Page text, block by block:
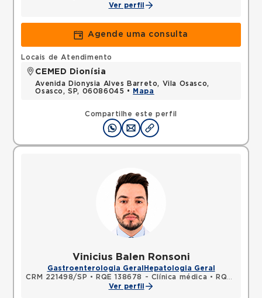
Ver perfil
Agende uma consulta
Compartilhe este perfil
Locais de Atendimento
CEMED Dionísia
Avenida Dionysia Alves Barreto, Vila Osasco,
Osasco, SP, 06086045 •
Mapa
Vinicius Balen Ronsoni
Gastroenterologia Geral Hepatologia Geral
CRM 221498/SP • RQE 138678 - Clínica médica •
RQE 148531 - Gastroenterologia
Ver perfil